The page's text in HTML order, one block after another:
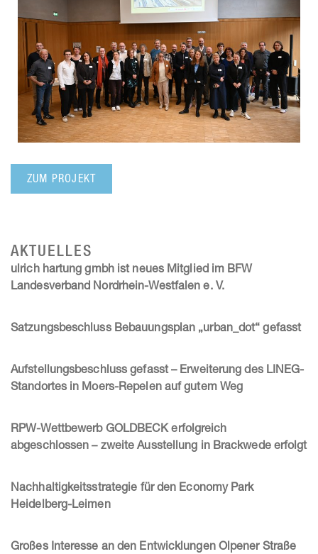
ZUM PROJEKT
AKTUELLES
ulrich hartung gmbh ist neues Mitglied im BFW
Landesverband Nordrhein-Westfalen e. V.
Satzungsbeschluss Bebauungsplan „urban_dot“ gefasst
Aufstellungsbeschluss gefasst – Erweiterung des LINEG-
Standortes in Moers-Repelen auf gutem Weg
RPW-Wettbewerb GOLDBECK erfolgreich
abgeschlossen – zweite Ausstellung in Brackwede erfolgt
Nachhaltigkeitsstrategie für den Economy Park
Heidelberg-Leimen
Großes Interesse an den Entwicklungen Olpener Straße